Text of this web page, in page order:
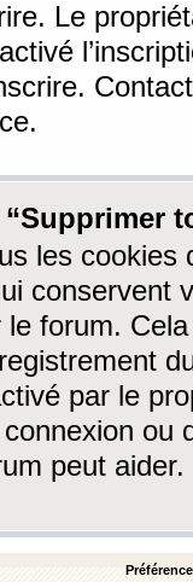
Le
les cookies
conservent
le forum.
par le
ou
peut aider.